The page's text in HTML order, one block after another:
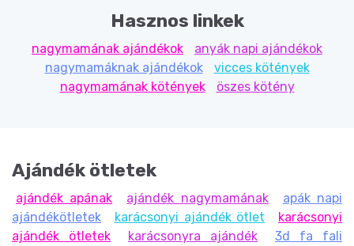
Hasznos linkek
nagymamának ajándékok
anyák napi ajándékok
nagymamáknak ajándékok
vicces kötények
nagymamának kötények
öszes kötény
Ajándék ötletek
ajándék apának ajándék nagymamának
apák napi
ajándékötletek
karácsonyi ajándék ötlet
karácsonyi
ajándék ötletek
karácsonyra ajándék
3d fa fali